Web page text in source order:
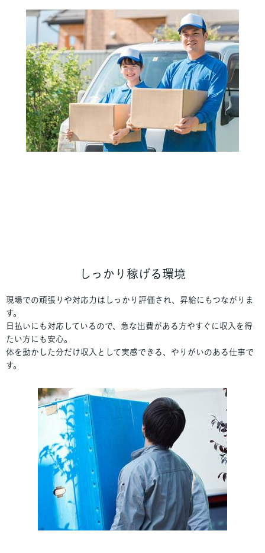
しっかり稼げる環境
現場での頑張りや対応力はしっかり評価され、昇給にもつながりま
す。
日払いにも対応しているので、急な出費がある方やすぐに収入を得
たい方にも安心。
体を動かした分だけ収入として実感できる、やりがいのある仕事で
す。